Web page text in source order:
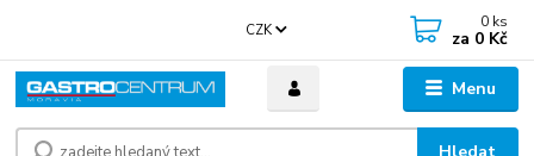
Menu
CZK 0 ks
za 0 Kč